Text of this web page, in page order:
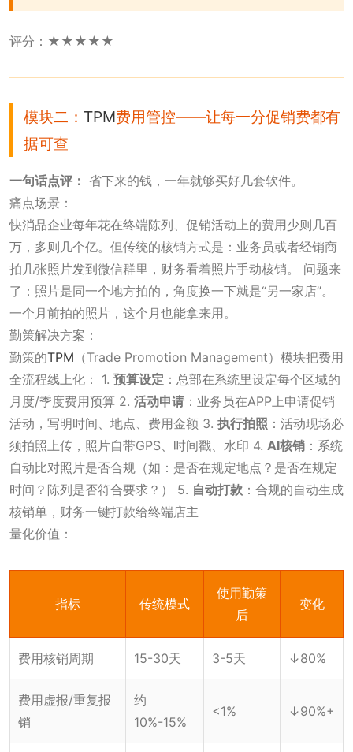
评分：★★★★★
模块二： TPM费用管控——让每一分促销费都有
据可查
一句话点评： 省下来的钱，一年就够买好几套软件。
痛点场景：
快消品企业每年花在终端陈列、促销活动上的费用少则几百
万，多则几个亿。但传统的核销方式是：业务员或者经销商
拍几张照片发到微信群里，财务看着照片手动核销。 问题来
了：照片是同一个地方拍的，角度换一下就是“另一家店”。
一个月前拍的照片，这个月也能拿来用。
勤策解决方案：
勤策的TPM （Trade Promotion Management）模块把费用
全流程线上化： 1. 预算设定 ：总部在系统里设定每个区域的
月度/季度费用预算 2. 活动申请 ：业务员在APP上申请促销
活动，写明时间、地点、费用金额 3. 执行拍照 ：活动现场必
须拍照上传，照片自带GPS、时间戳、水印 4. AI核销 ：系统
自动比对照片是否合规（如：是否在规定地点？是否在规定
时间？陈列是否符合要求？） 5. 自动打款 ：合规的自动生成
核销单，财务一键打款给终端店主
量化价值：
指标 传统模式
使用勤策
后
变化
费用核销周期 15-30天 3-5天 ↓80%
费用虚报/重复报
销
约
10%-15%
<1% ↓90%+